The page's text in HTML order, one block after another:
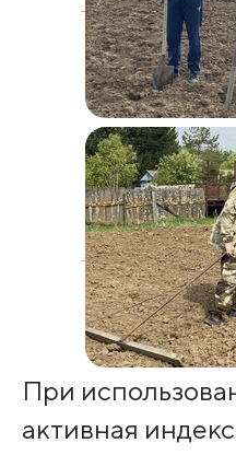
При
активная